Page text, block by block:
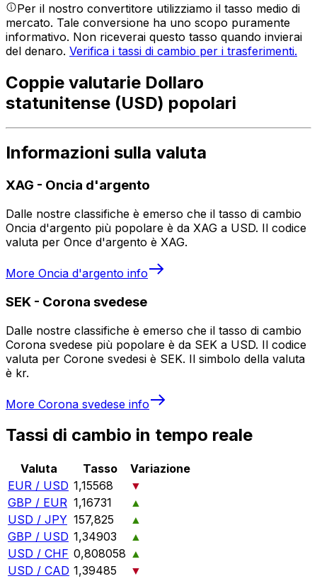
Per il nostro convertitore utilizziamo il tasso medio di
mercato. Tale conversione ha uno scopo puramente
informativo. Non riceverai questo tasso quando invierai
del denaro. Verifica i tassi di cambio per i trasferimenti.
Coppie valutarie Dollaro
statunitense (USD) popolari
Informazioni sulla valuta
XAG - Oncia d'argento
Dalle nostre classifiche è emerso che il tasso di cambio
Oncia d'argento più popolare è da XAG a USD. Il codice
valuta per Once d'argento è XAG.
More Oncia d'argento info
SEK - Corona svedese
Dalle nostre classifiche è emerso che il tasso di cambio
Corona svedese più popolare è da SEK a USD. Il codice
valuta per Corone svedesi è SEK. Il simbolo della valuta
è kr.
More Corona svedese info
Tassi di cambio in tempo reale
Valuta Tasso
Variazione
EUR / USD 1,15568
▼
GBP / EUR 1,16731
▲
USD / JPY 157,825
▲
GBP / USD 1,34903
▲
USD / CHF 0,808058 ▲
USD / CAD 1,39485
▼